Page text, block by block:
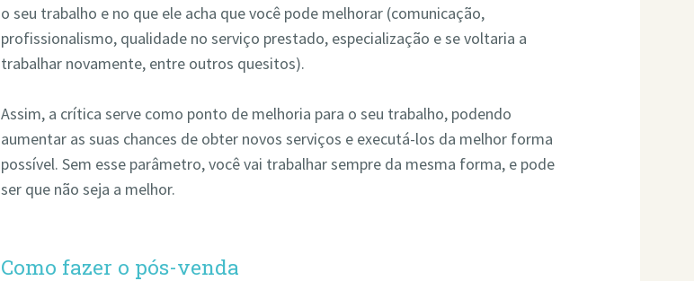
o seu trabalho e no que ele acha que você pode melhorar (comunicação,
profissionalismo, qualidade no serviço prestado, especialização e se voltaria a
trabalhar novamente, entre outros quesitos).
Assim, a crítica serve como ponto de melhoria para o seu trabalho, podendo
aumentar as suas chances de obter novos serviços e executá-los da melhor forma
possível. Sem esse parâmetro, você vai trabalhar sempre da mesma forma, e pode
ser que não seja a melhor.
Como fazer o pós-venda